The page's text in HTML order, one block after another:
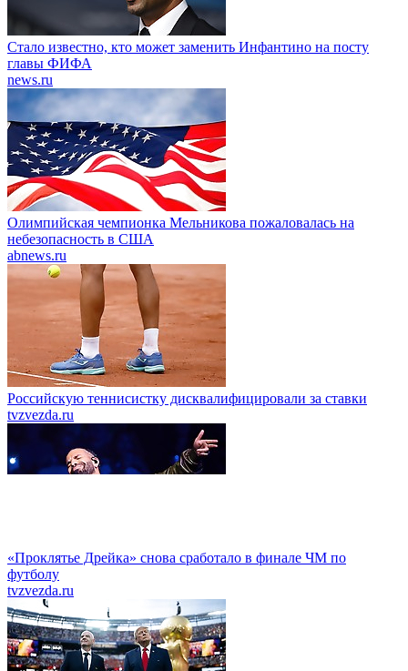
Стало известно, кто может заменить Инфантино на посту
главы ФИФА
news.ru
Олимпийская чемпионка Мельникова пожаловалась на
небезопасность в США
abnews.ru
Российскую теннисистку дисквалифицировали за ставки
tvzvezda.ru
«Проклятье Дрейка» снова сработало в финале ЧМ по
футболу
tvzvezda.ru